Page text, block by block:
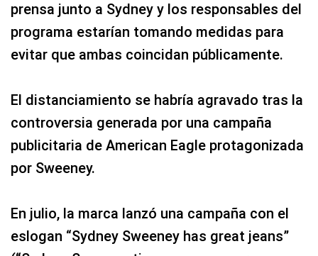
prensa junto a Sydney y los responsables del
programa estarían tomando medidas para
evitar que ambas coincidan públicamente.
El distanciamiento se habría agravado tras la
controversia generada por una campaña
publicitaria de American Eagle protagonizada
por Sweeney.
En julio, la marca lanzó una campaña con el
eslogan “Sydney Sweeney has great jeans”